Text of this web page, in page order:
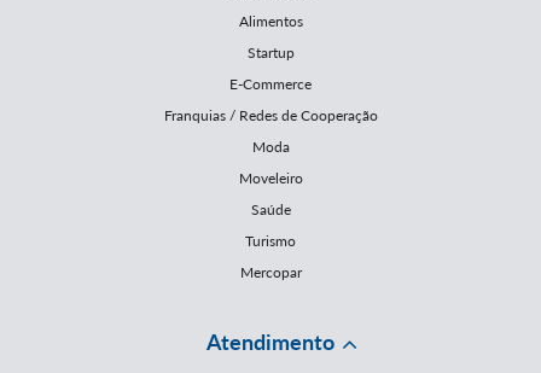
Alimentos
Startup
E-Commerce
Franquias / Redes de Cooperação
Moda
Moveleiro
Saúde
Turismo
Mercopar
Atendimento